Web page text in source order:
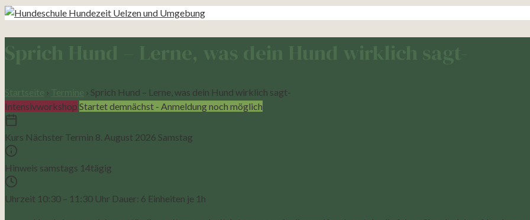
› › Sprich Hund – Lerne, was dein Hund wirklich sagt-
Intensivworkshop Startet demnächst - Anmeldung noch möglich
Kurs Nächster Termin 8. August 2026 Samstag
Hinweis samstags 14tägig
Uhrzeit 10:30 – 11:30 Uhr Dauer: 6 Einheiten je 1h